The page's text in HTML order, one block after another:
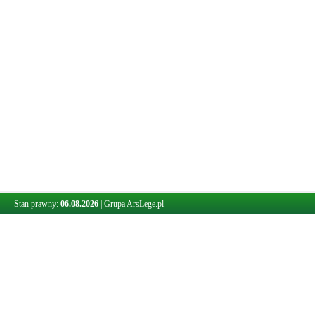
Stan prawny: 06.08.2026 Grupa ArsLege.pl